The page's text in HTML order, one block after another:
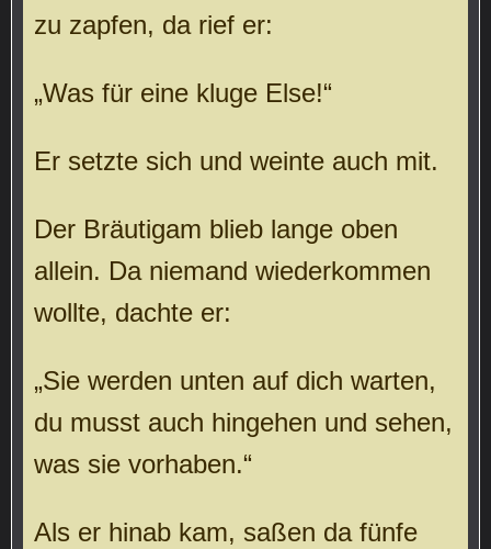
zu zapfen, da rief er:
„Was für eine kluge Else!“
Er setzte sich und weinte auch mit.
Der Bräutigam blieb lange oben
allein. Da niemand wiederkommen
wollte, dachte er:
„Sie werden unten auf dich warten,
du musst auch hingehen und sehen,
was sie vorhaben.“
Als er hinab kam, saßen da fünfe